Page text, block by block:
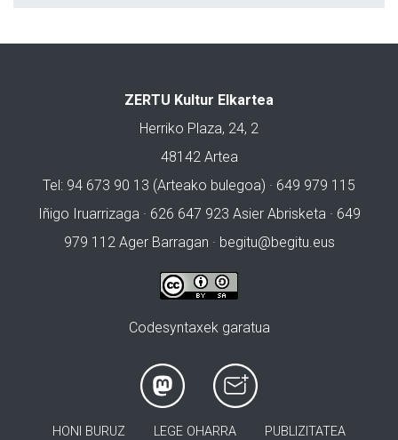
ZERTU Kultur Elkartea
Herriko Plaza, 24, 2
48142 Artea
Tel: 94 673 90 13 (Arteako bulegoa) · 649 979 115
Iñigo Iruarrizaga · 626 647 923 Asier Abrisketa · 649
979 112 Ager Barragan · begitu@begitu.eus
Codesyntaxek garatua
HONI BURUZ LEGE OHARRA PUBLIZITATEA